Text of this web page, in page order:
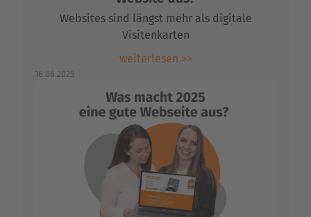
Websites sind längst mehr als digitale
Visitenkarten
weiterlesen >>
16.06.2025